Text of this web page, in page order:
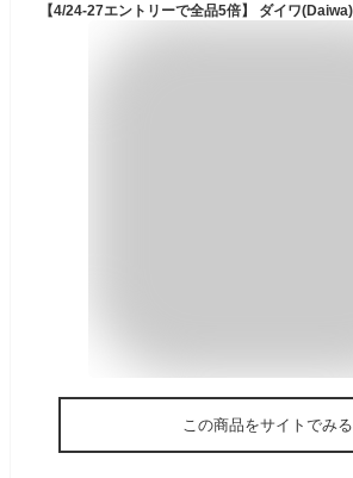
この商品をサイトでみる